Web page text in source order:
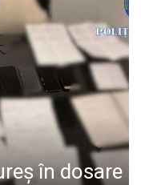
în dosare